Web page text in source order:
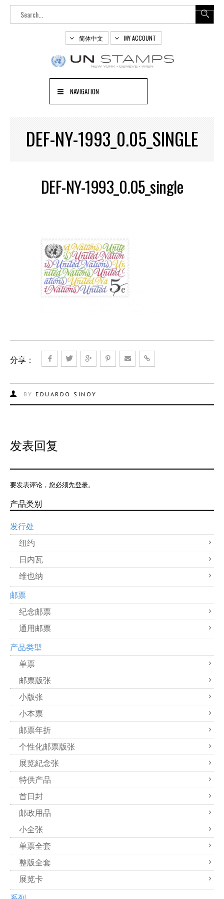
简体中文 MY ACCOUNT
NAVIGATION
DEF-NY-1993_0.05_SINGLE
DEF-NY-1993_0.05_single
分享：
BY EDUARDO SINOY
发表回复
要发表评论，您必须先登录。
产品类别
发行处
纽约
日内瓦
维也纳
邮票
纪念邮票
通用邮票
产品类型
单票
邮票版张
小版张
小本票
邮票年折
个性化邮票版张
展览紀念张
特供产品
首日封
邮政用品
小全张
单票全套
整版全套
展览卡